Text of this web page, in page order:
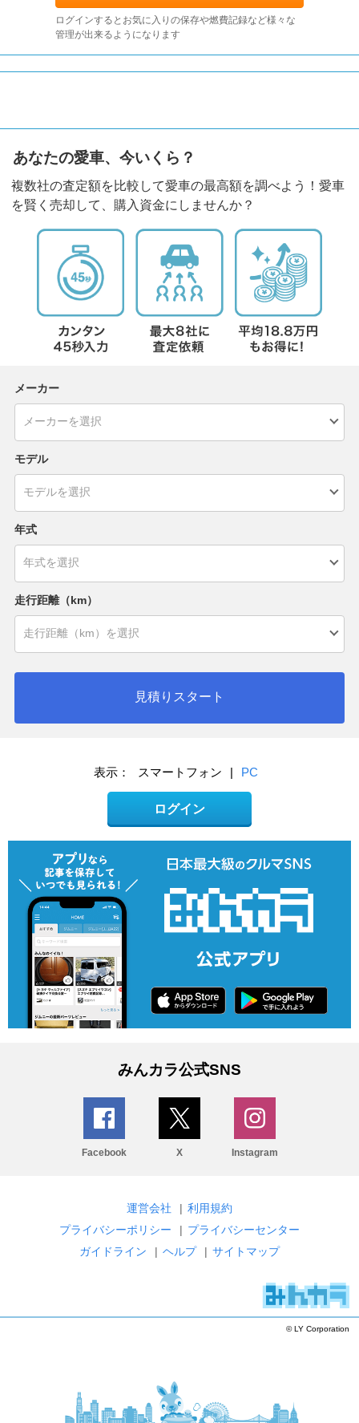
ログインするとお気に入りの保存や燃費記録など様々な
管理が出来るようになります
あなたの愛車、今いくら？
複数社の査定額を比較して愛車の最高額を調べよう！愛車
を賢く売却して、購入資金にしませんか？
メーカー
モデル
年式
走行距離（km）
見積りスタート
表示： スマートフォン | PC
ログイン
みんカラ公式SNS
Facebook X Instagram
運営会社 | 利用規約
プライバシーポリシー
| プライバシーセンター
ガイドライン
| ヘルプ | サイトマップ
© LY Corporation